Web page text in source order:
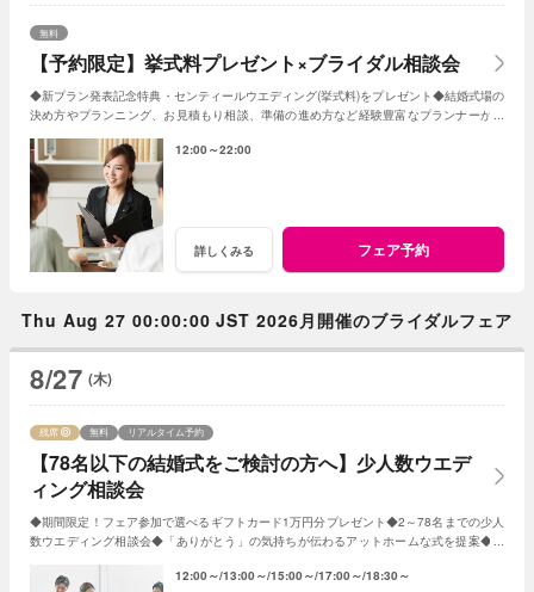
【予約限定】挙式料プレゼント×ブライダル相談会
無料
◆新プラン発表記念特典・センティールウエディング(挙式料)をプレゼント◆結婚式場の
決め方やプランニング、お見積もり相談、準備の進め方など経験豊富なプランナーがし
12:00～22:00
詳しくみる フェア予約
Thu Aug 27 00:00:00 JST 2026月開催のブライダルフェア
8/27 (木)
【78名以下の結婚式をご検討の方へ】少人数ウエデ
ィング相談会
残席 無料 リアルタイム予約
◆期間限定！フェア参加で選べるギフトカード1万円分プレゼント◆2～78名までの少人
数ウエディング相談会◆「ありがとう」の気持ちが伝わるアットホームな式を提案◆無
12:00～ 13:00～ 15:00～ 17:00～ 18:30～